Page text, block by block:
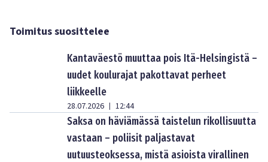
Toimitus suosittelee
Kantaväestö muuttaa pois Itä-Helsingistä –
uudet koulurajat pakottavat perheet
liikkeelle
28.07.2026 | 12:44
Saksa on häviämässä taistelun rikollisuutta
vastaan – poliisit paljastavat
uutuusteoksessa, mistä asioista virallinen